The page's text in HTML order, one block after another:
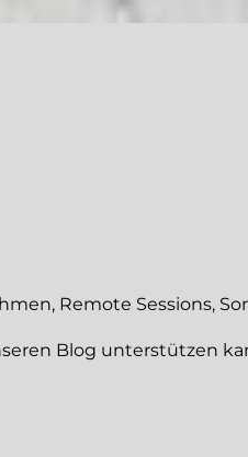
Remote Sessions,
Blog unterstützen